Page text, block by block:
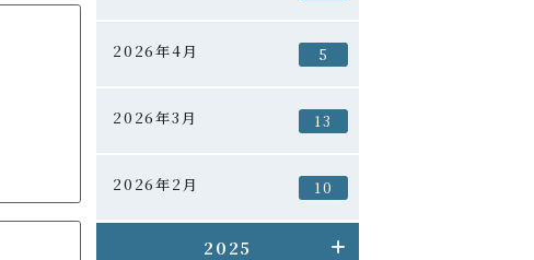
2026年4月 5
2026年3月 13
2026年2月 10
2025